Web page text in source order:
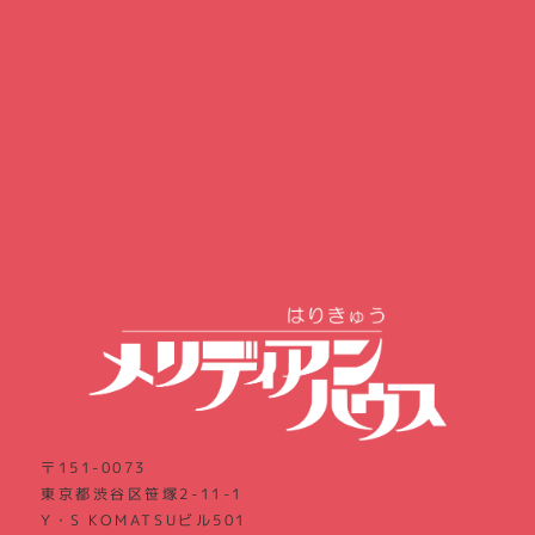
〒151-0073
東京都渋谷区笹塚2-11-1
Y・S KOMATSUビル501